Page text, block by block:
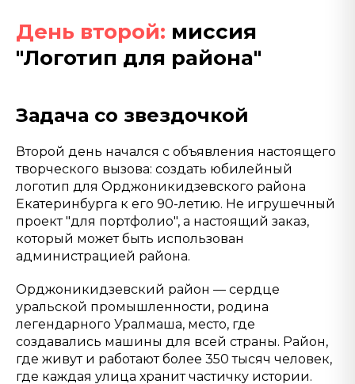
День второй: миссия
"Логотип для района"
Задача со звездочкой
Второй день начался с объявления настоящего
творческого вызова: создать юбилейный
логотип для Орджоникидзевского района
Екатеринбурга к его 90-летию. Не игрушечный
проект "для портфолио", а настоящий заказ,
который может быть использован
администрацией района.
Орджоникидзевский район — сердце
уральской промышленности, родина
легендарного Уралмаша, место, где
создавались машины для всей страны. Район,
где живут и работают более 350 тысяч человек,
где каждая улица хранит частичку истории.